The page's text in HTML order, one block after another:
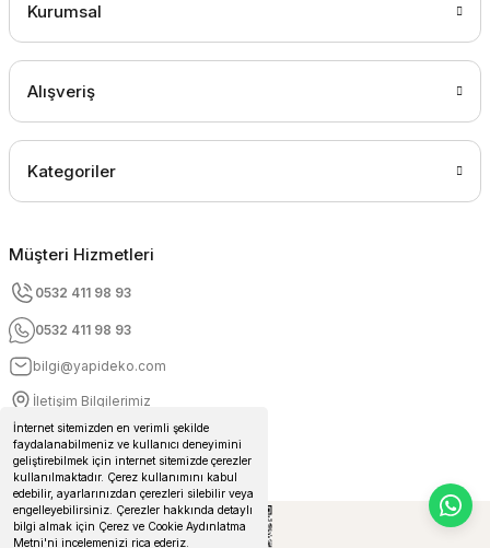
İnternet sitemizden en verimli şekilde
faydalanabilmeniz ve kullanıcı deneyimini
geliştirebilmek için internet sitemizde çerezler
kullanılmaktadır. Çerez kullanımını kabul
edebilir, ayarlarınızdan çerezleri silebilir veya
engelleyebilirsiniz. Çerezler hakkında detaylı
bilgi almak için Çerez ve Cookie Aydınlatma
Metni'ni incelemenizi rica ederiz.
Kurumsal
Alışveriş
Kategoriler
Müşteri Hizmetleri
0532 411 98 93
0532 411 98 93
bilgi@yapideko.com
İletişim Bilgilerimiz